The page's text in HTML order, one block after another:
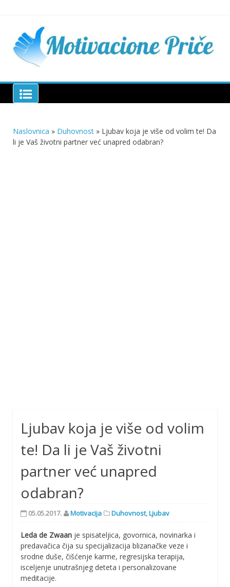
Motivacione Priče
Naslovnica » Duhovnost » Ljubav koja je više od volim te! Da
li je Vaš životni partner već unapred odabran?
Ljubav koja je više od volim
te! Da li je Vaš životni
partner već unapred
odabran?
05.05.2017. Motivacija Duhovnost,Ljubav
Leda de Zwaan je spisateljica, govornica, novinarka i
predavačica čija su specijalizacija blizanačke veze i
srodne duše, čišćenje karme, regresijska terapija,
isceljenje unutrašnjeg deteta i personalizovane
meditacije.